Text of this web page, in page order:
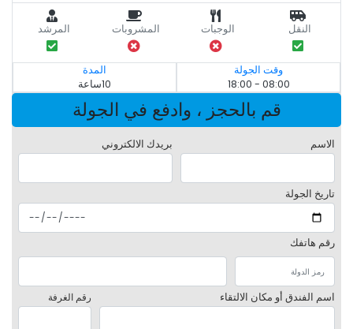
النقل الوجبات المشروبات المرشد
وقت الجولة
08:00 - 18:00
المدة
10ساعة
قم بالحجز ، وادفع في الجولة
الاسم بريدك الالكتروني
تاريخ الجولة
رقم هاتفك
اسم الفندق أو مكان الالتقاء رقم الغرفة